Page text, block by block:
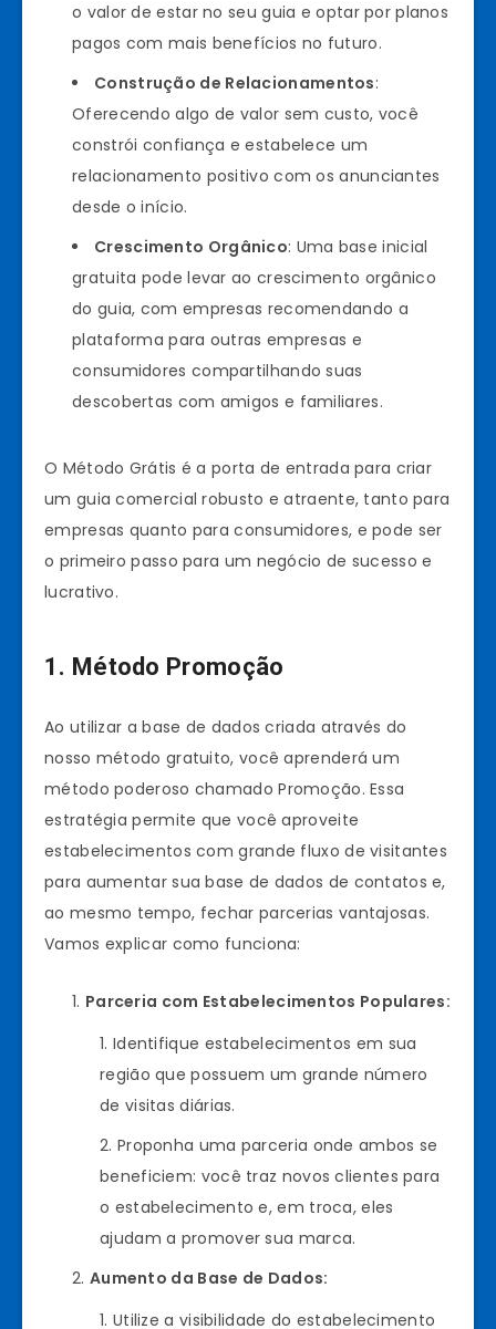
o valor de estar no seu guia e optar por planos
pagos com mais benefícios no futuro.
Construção de Relacionamentos:
Oferecendo algo de valor sem custo, você
constrói confiança e estabelece um
relacionamento positivo com os anunciantes
desde o início.
Crescimento Orgânico: Uma base inicial
gratuita pode levar ao crescimento orgânico
do guia, com empresas recomendando a
plataforma para outras empresas e
consumidores compartilhando suas
descobertas com amigos e familiares.
O Método Grátis é a porta de entrada para criar
um guia comercial robusto e atraente, tanto para
empresas quanto para consumidores, e pode ser
o primeiro passo para um negócio de sucesso e
lucrativo.
1. Método Promoção
Ao utilizar a base de dados criada através do
nosso método gratuito, você aprenderá um
método poderoso chamado Promoção. Essa
estratégia permite que você aproveite
estabelecimentos com grande fluxo de visitantes
para aumentar sua base de dados de contatos e,
ao mesmo tempo, fechar parcerias vantajosas.
Vamos explicar como funciona:
Parceria com Estabelecimentos Populares:
Identifique estabelecimentos em sua
região que possuem um grande número
de visitas diárias.
Proponha uma parceria onde ambos se
beneficiem: você traz novos clientes para
o estabelecimento e, em troca, eles
ajudam a promover sua marca.
Aumento da Base de Dados:
Utilize a visibilidade do estabelecimento